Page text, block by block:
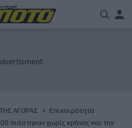
ΑΓΟΡΑΣ
Επικαιρότητα
πιάστηκαν χωρίς κράνος και την